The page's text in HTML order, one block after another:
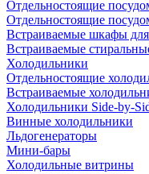
Отдельностоящие
Отдельностоящие
Встраиваемые шкафы
Встраиваемые
Холодильники
Отдельностоящие
Встраиваемые
Холодильники Side-by-
Винные холодильники
Льдогенераторы
Мини-бары
Холодильные витрины